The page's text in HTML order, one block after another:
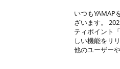
いつもYAMAP
ざいます。
ティポイント
しい機能をリ
他のユーザー